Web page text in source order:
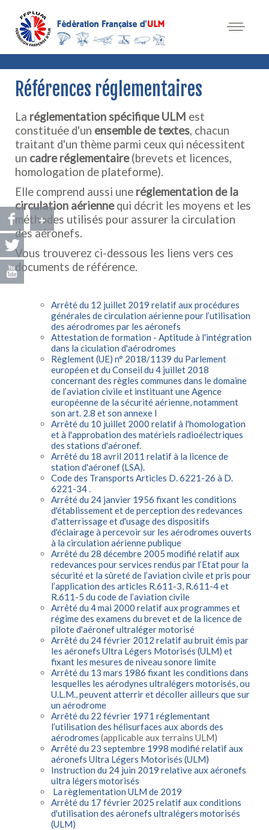
Références réglementaires
La réglementation spécifique ULM est
constituée d'un ensemble de textes, chacun
traitant d'un thème parmi ceux qui nécessitent
un cadre réglementaire(brevets et licences,
homologation de plateforme).
Elle comprend aussi une réglementation de la
circulation aériennequi décrit les moyens et les
méthodes utilisés pour assurer la circulation
des aéronefs.
Vous trouverez ci-dessous les liens vers ces
documents de référence.
Arrêté du 12 juillet 2019 relatif aux procédures
générales de circulation aérienne pour l’utilisation
des aérodromes par les aéronefs
Attestation de formation - Aptitude à l'intégration
dans la ciculation d'aérodromes
Règlement (UE) n° 2018/1139 du Parlement
européen et du Conseil du 4 juillet 2018
concernant des règles communes dans le domaine
de l’aviation civile et instituant une Agence
européenne de la sécurité aérienne, notamment
son art. 2.8 et son annexe I
Arrêté du 10 juillet 2000 relatif à l'homologation
et à l'approbation des matériels radioélectriques
des stations d'aéronef.
Arrêté du 18 avril 2011 relatif à la licence de
station d'aéronef (LSA).
Code des Transports Articles D. 6221-26 à D.
6221-34.
Arrêté du 24 janvier 1956 fixant les conditions
d'établissement et de perception des redevances
d'atterrissage et d'usage des dispositifs
d'éclairage à percevoir sur les aérodromes ouverts
à la circulation aérienne publique
Arrêté du 28 décembre 2005 modifié relatif aux
redevances pour services rendus par l’Etat pour la
sécurité et la sûreté de l’aviation civile et pris pour
l’application des articles R.611-3, R.611-4 et
R.611-5 du code de l’aviation civile
Arrêté du 4 mai 2000 relatif aux programmes et
régime des examens du brevet et de la licence de
pilote d'aéronef ultraléger motorisé
Arrêté du 24 février 2012 relatif au bruit émis par
les aéronefs Ultra Légers Motorisés (ULM) et
fixant les mesures de niveau sonore limite
Arrêté du 13 mars 1986 fixant les conditions dans
lesquelles les aérodynes ultralégers motorisés, ou
U.L.M., peuvent atterrir et décoller ailleurs que sur
un aérodrome
Arrêté du 22 février 1971 réglementant
l’utilisation des hélisurfaces aux abords des
aérodromes (applicable aux terrains ULM)
Arrêté du 23 septembre 1998 modifié relatif aux
aéronefs Ultra Légers Motorisés (ULM)
Instruction du 24 juin 2019 relative aux aéronefs
ultra légers motorisés
La règlementation ULM de 2019
Arrêté du 17 février 2025 relatif aux conditions
d'utilisation des aéronefs ultralégers motorisés
(ULM)
+